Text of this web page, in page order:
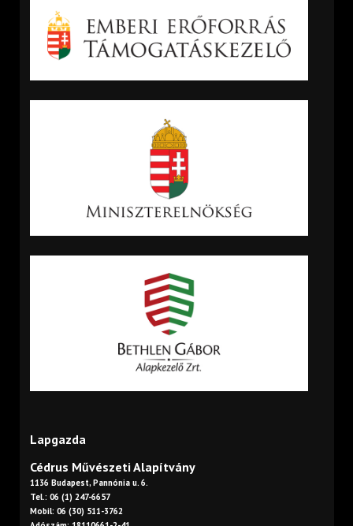
Lapgazda
Cédrus Művészeti Alapítvány
1136 Budapest, Pannónia u. 6.
Tel.: 06 (1) 247-6657
Mobil: 06 (30) 511-3762